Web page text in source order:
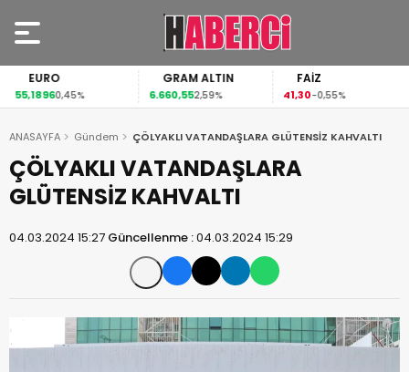
EURO
55,18960,45%
GRAM ALTIN
6.660,552,59%
FAİZ
41,30-0,55%
ANASAYFA Gündem ÇÖLYAKLI VATANDAŞLARA GLÜTENSİZ KAHVALTI
ÇÖLYAKLI VATANDAŞLARA
GLÜTENSİZ KAHVALTI
04.03.2024 15:27 Güncellenme :04.03.2024 15:29